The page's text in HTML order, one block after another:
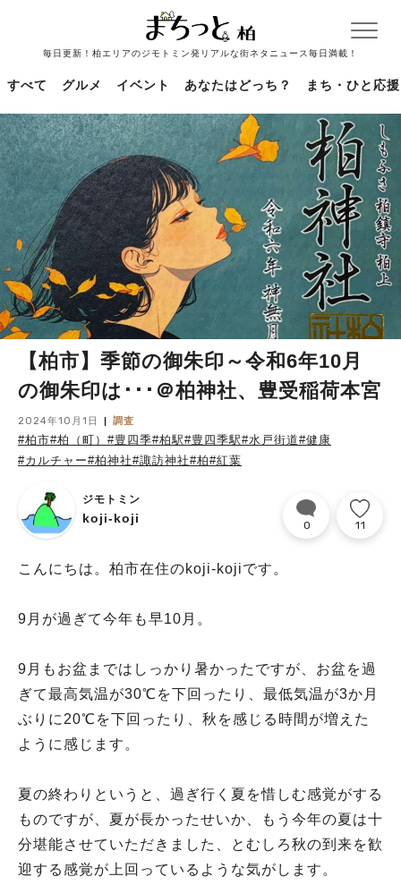
毎日更新！柏エリアのジモトミン発リアルな街ネタニュース毎日満載！
すべて グルメ イベント あなたはどっち？ まち・ひと応援
【柏市】季節の御朱印～令和6年10月
の御朱印は･･･＠柏神社、豊受稲荷本宮
2024年10月1日 調査
#柏市#柏（町） #豊四季#柏駅#豊四季駅#水戸街道#健康
#カルチャー#柏神社#諏訪神社#柏#紅葉
ジモトミン
koji-koji 0 11
こんにちは。柏市在住のkoji-kojiです。
9月が過ぎて今年も早10月。
9月もお盆まではしっかり暑かったですが、お盆を過
ぎて最高気温が30℃を下回ったり、最低気温が3か月
ぶりに20℃を下回ったり、秋を感じる時間が増えた
ように感じます。
夏の終わりというと、過ぎ行く夏を惜しむ感覚がする
ものですが、夏が長かったせいか、もう今年の夏は十
分堪能させていただきました、とむしろ秋の到来を歓
迎する感覚が上回っているような気がします。